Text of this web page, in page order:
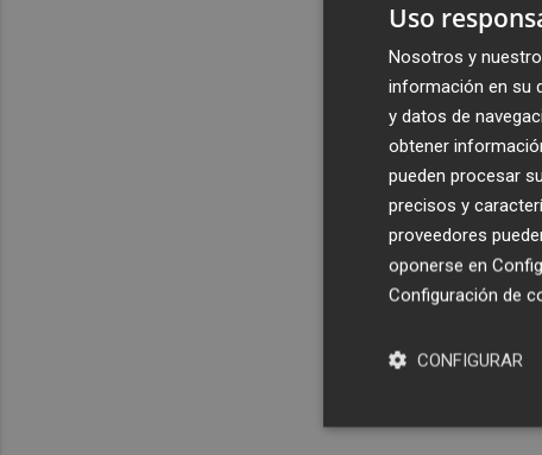
Uso
Nosotros y
información en su
y datos de
obtener
pueden procesar
precisos y
proveedores
oponerse en
Configuración de
CONFIGURAR